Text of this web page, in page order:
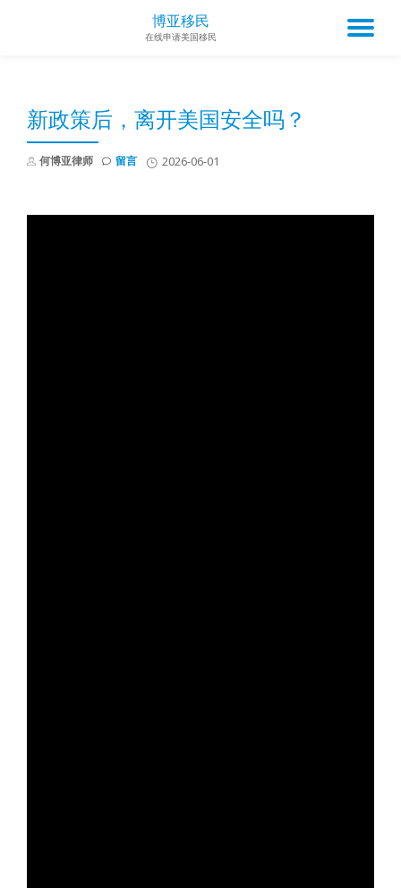
博亚移民
在线申请美国移民
新政策后，离开美国安全吗？
何博亚律师 2026-06-01
留言